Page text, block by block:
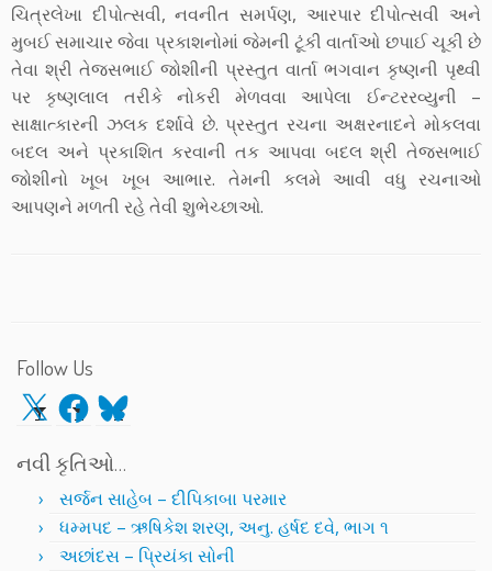
ચિત્રલેખા દીપોત્સવી, નવનીત સમર્પણ, આરપાર દીપોત્સવી અને
મુબઈ સમાચાર જેવા પ્રકાશનોમાં જેમની ટૂંકી વાર્તાઓ છપાઈ ચૂકી છે
તેવા શ્રી તેજસભાઈ જોશીની પ્રસ્તુત વાર્તા ભગવાન કૃષ્ણની પૃથ્વી
પર કૃષ્ણલાલ તરીકે નોકરી મેળવવા આપેલા ઈન્ટરરવ્યુની –
સાક્ષાત્કારની ઝલક દર્શાવે છે. પ્રસ્તુત રચના અક્ષરનાદને મોકલવા
બદલ અને પ્રકાશિત કરવાની તક આપવા બદલ શ્રી તેજસભાઈ
જોશીનો ખૂબ ખૂબ આભાર. તેમની કલમે આવી વધુ રચનાઓ
આપણને મળતી રહે તેવી શુભેચ્છાઓ.
Follow Us
X Facebook
Bluesky
નવી કૃતિઓ…
સર્જન સાહેબ – દીપિકાબા પરમાર
ધમ્મપદ – ઋષિકેશ શરણ, અનુ. હર્ષદ દવે, ભાગ ૧
અછાંદસ – પ્રિયંકા સોની